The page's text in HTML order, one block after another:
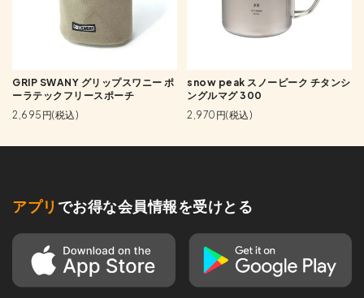
GRIP SWANY グリップスワニー ポ
ーラテックフリースポーチ
2,695円(税込)
snow peak スノーピーク チタンシ
ングルマグ 300
2,970円(税込)
アプリ でお得な会員情報を受けとる